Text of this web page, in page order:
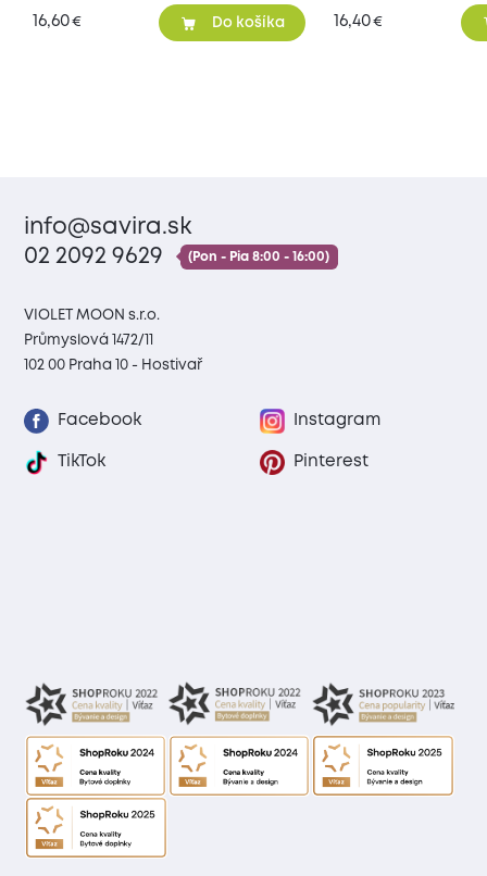
16,60€ Do košíka 16,40€
info@savira.sk
02 2092 9629
(Pon - Pia 8:00 - 16:00)
VIOLET MOON s.r.o.
Průmyslová 1472/11
102 00 Praha 10 - Hostivař
Facebook Instagram
TikTok Pinterest